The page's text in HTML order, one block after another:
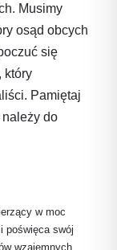
Musimy
osąd obcych
się
który
Pamiętaj
do
w moc
poświęca swój
wzajemnych.